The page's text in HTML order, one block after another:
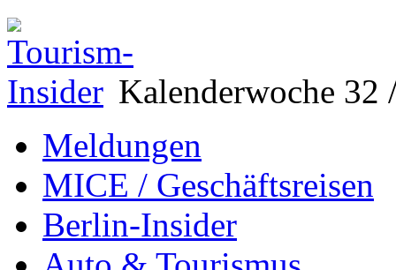
Kalenderwoche 32
Meldungen
MICE / Geschäftsreisen
Berlin-Insider